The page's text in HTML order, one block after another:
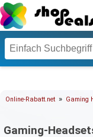
Online-Rabatt.net » Gaming
Gaming-